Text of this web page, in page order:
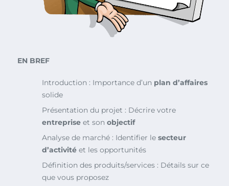
EN BREF
Introduction : Importance d’un plan d’affaires
solide
Présentation du projet : Décrire votre
entreprise et son objectif
Analyse de marché : Identifier le secteur
d’activité et les opportunités
Définition des produits/services : Détails sur ce
que vous proposez